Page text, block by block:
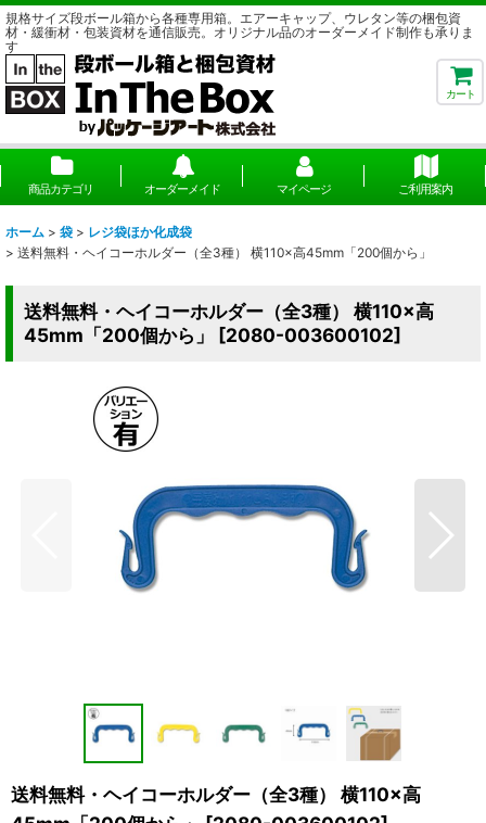
規格サイズ段ボール箱から各種専用箱。エアーキャップ、ウレタン等の梱包資
材・緩衝材・包装資材を通信販売。オリジナル品のオーダーメイド制作も承りま
す
カート
商品カテゴリ オーダーメイド マイページ ご利用案内
ホーム > 袋 > レジ袋ほか化成袋
> 送料無料・ヘイコーホルダー（全3種） 横110×高45mm「200個から」
送料無料・ヘイコーホルダー（全3種） 横110×高
45mm「200個から」
[2080-003600102]
送料無料・ヘイコーホルダー（全3種） 横110×高